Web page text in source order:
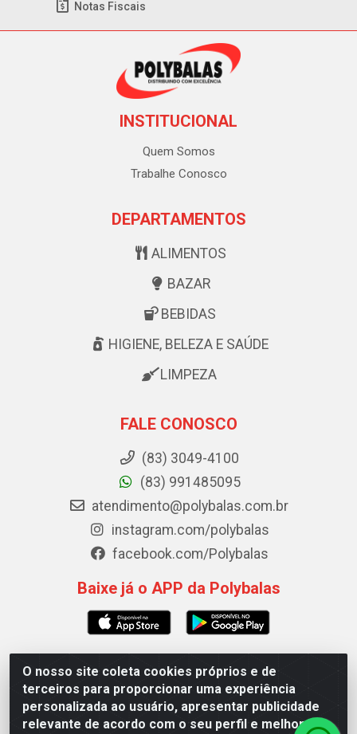
O nosso site coleta cookies próprios e de
terceiros para proporcionar uma experiência
personalizada ao usuário, apresentar publicidade
relevante de acordo com o seu perfil e melhorar a
Notas Fiscais
INSTITUCIONAL
Quem Somos
Trabalhe Conosco
DEPARTAMENTOS
ALIMENTOS
BAZAR
BEBIDAS
HIGIENE, BELEZA E SAÚDE
LIMPEZA
FALE CONOSCO
(83) 3049-4100
(83) 991485095
atendimento@polybalas.com.br
instagram.com/polybalas
facebook.com/Polybalas
Baixe já o APP da Polybalas
Polybalas - Rua João Miguel de Souza, 173 Galpão B -
Ernesto Geisel, João Pessoa/PB - CEP 58.075-075 - CNPJ
00.909.327/0002-61